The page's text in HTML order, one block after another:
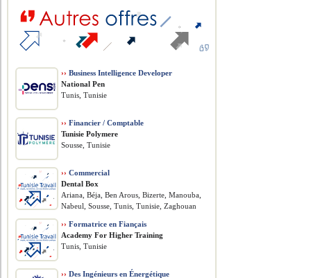
›› Business Intelligence Developer
National Pen
Tunis, Tunisie
›› Financier / Comptable
Tunisie Polymere
Sousse, Tunisie
›› Commercial
Dental Box
Ariana, Béja, Ben Arous, Bizerte, Manouba,
Nabeul, Sousse, Tunis, Tunisie, Zaghouan
›› Formatrice en Fiançais
Academy For Higher Training
Tunis, Tunisie
›› Des Ingénieurs en Énergétique